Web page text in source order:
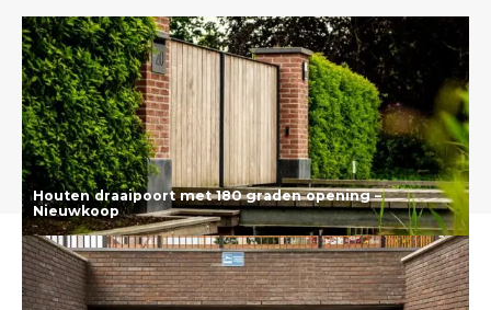
Houten draaipoort met 180 graden opening –
Nieuwkoop
Lees meer